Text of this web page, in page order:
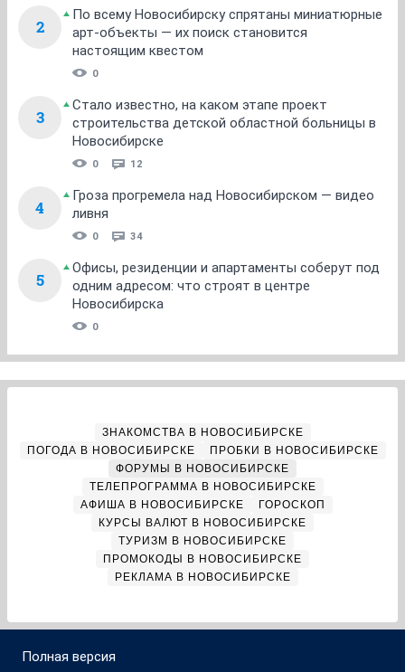
2
По всему Новосибирску спрятаны миниатюрные
арт-объекты — их поиск становится
настоящим квестом
0
3
Стало известно, на каком этапе проект
строительства детской областной больницы в
Новосибирске
0 12
4
Гроза прогремела над Новосибирском — видео
ливня
0 34
5
Офисы, резиденции и апартаменты соберут под
одним адресом: что строят в центре
Новосибирска
0
ЗНАКОМСТВА В НОВОСИБИРСКЕ
ПОГОДА В НОВОСИБИРСКЕ
ПРОБКИ В НОВОСИБИРСКЕ
ФОРУМЫ В НОВОСИБИРСКЕ
ТЕЛЕПРОГРАММА В НОВОСИБИРСКЕ
АФИША В НОВОСИБИРСКЕ
ГОРОСКОП
КУРСЫ ВАЛЮТ В НОВОСИБИРСКЕ
ТУРИЗМ В НОВОСИБИРСКЕ
ПРОМОКОДЫ В НОВОСИБИРСКЕ
РЕКЛАМА В НОВОСИБИРСКЕ
Полная версия